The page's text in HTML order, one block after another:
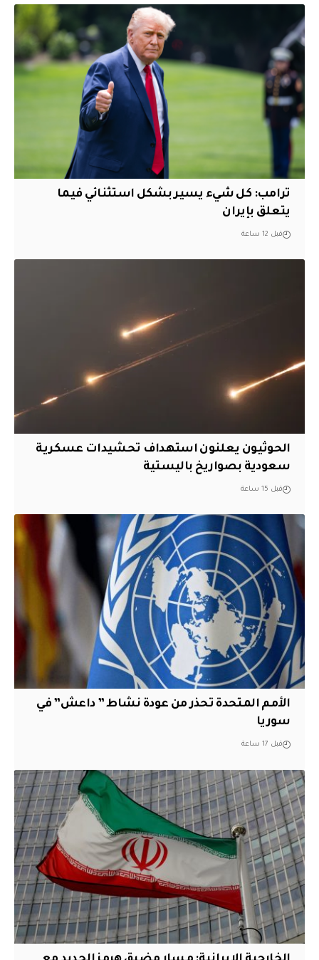
ترامب: كل شيء يسير بشكل استثنائي فيما
يتعلق بإيران
قبل 12 ساعة
الحوثيون يعلنون استهداف تحشيدات عسكرية
سعودية بصواريخ باليستية
قبل 15 ساعة
الأمم المتحدة تحذر من عودة نشاط ” داعش” في
سوريا
قبل 17 ساعة